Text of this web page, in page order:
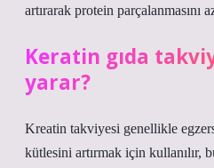
artırarak protein parçalanmasını
Keratin gıda
yarar?
Kreatin takviyesi genellikle
kütlesini artırmak için kullanılır,